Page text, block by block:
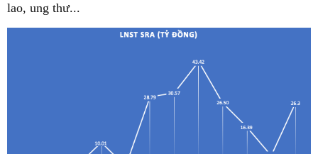
lao, ung thư...